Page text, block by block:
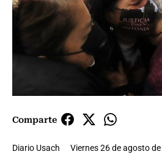
Comparte
Diario Usach Viernes 26 de agosto